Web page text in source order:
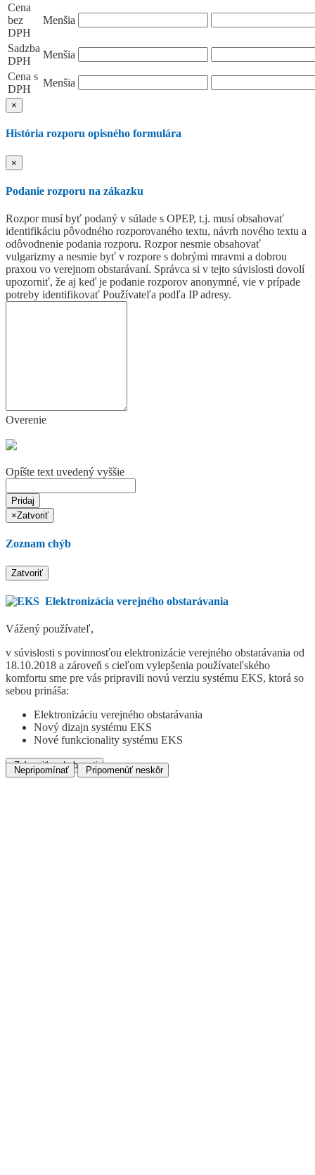
Cena
bez
DPH
Menšia
Sadzba
DPH
Menšia
Cena s
DPH
Menšia
×
História rozporu opisného formulára
×
Podanie rozporu na zákazku
Rozpor musí byť podaný v súlade s OPEP, t.j. musí obsahovať
identifikáciu pôvodného rozporovaného textu, návrh nového textu a
odôvodnenie podania rozporu. Rozpor nesmie obsahovať
vulgarizmy a nesmie byť v rozpore s dobrými mravmi a dobrou
praxou vo verejnom obstarávaní. Správca si v tejto súvislosti dovolí
upozorniť, že aj keď je podanie rozporov anonymné, vie v prípade
potreby identifikovať Používateľa podľa IP adresy.
Overenie
Opíšte text uvedený vyššie
Pridaj
×Zatvoriť
Zoznam chýb
Zatvoriť
Elektronizácia verejného obstarávania
Vážený používateľ,
v súvislosti s povinnosťou elektronizácie verejného obstarávania od
18.10.2018 a zároveň s cieľom vylepšenia používateľského
komfortu sme pre vás pripravili novú verziu systému EKS, ktorá so
sebou prináša:
Elektronizáciu verejného obstarávania
Nový dizajn systému EKS
Nové funkcionality systému EKS
Zobraziť podrobnosti
Nepripomínať Pripomenúť neskôr